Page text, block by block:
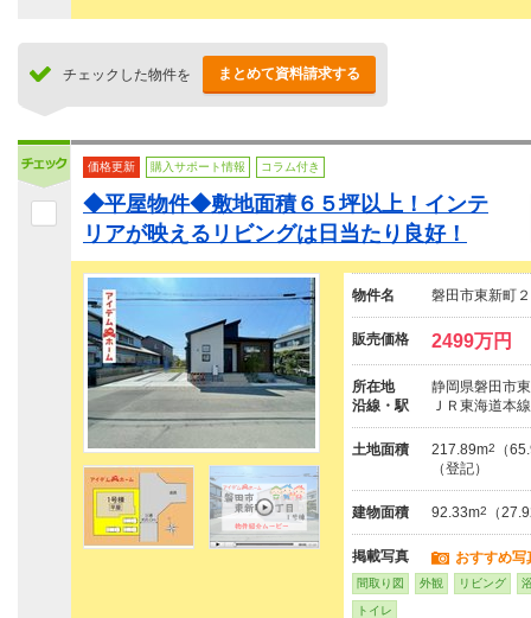
チェックした物件を まとめて資料請求する
価格更新 購入サポート情報 コラム付き
◆平屋物件◆敷地面積６５坪以上！インテ
リアが映えるリビングは日当たり良好！
物件名 磐田市東新町
販売価格 2499万円
所在地
静岡県磐田市
沿線・駅
ＪＲ東海道本
土地面積 217.89m2
（
（登記）
建物面積 92.33m2 （
掲載写真 おすすめ写
間取り図 外観 リビング
トイレ